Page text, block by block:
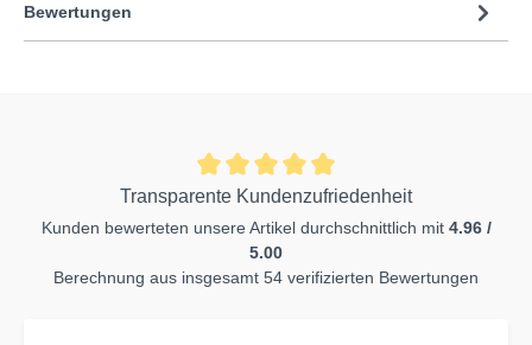
Bewertungen
Transparente Kundenzufriedenheit
Kunden bewerteten unsere Artikel durchschnittlich mit 4.96 /
5.00
Berechnung aus insgesamt 54 verifizierten Bewertungen